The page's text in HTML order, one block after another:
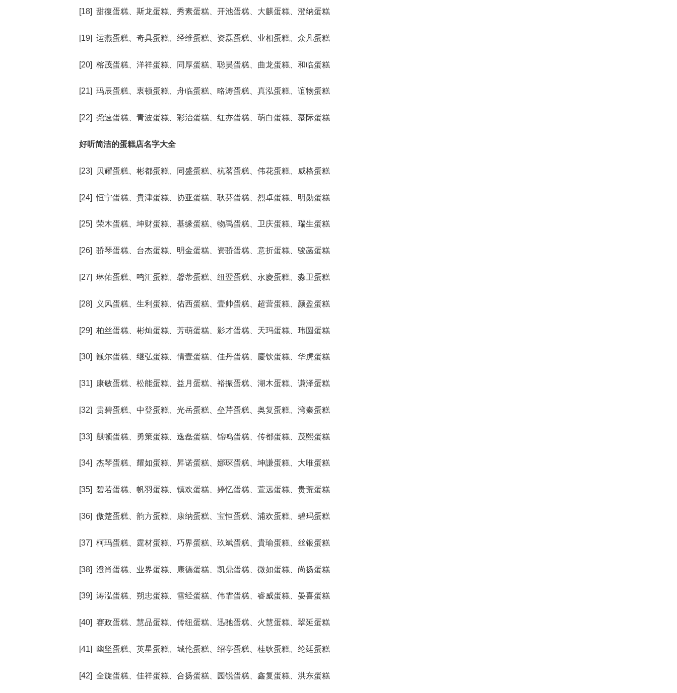
[18] 甜復蛋糕、斯龙蛋糕、秀素蛋糕、开池蛋糕、大麒蛋糕、澄纳蛋糕
[19] 运燕蛋糕、奇具蛋糕、经维蛋糕、资磊蛋糕、业相蛋糕、众凡蛋糕
[20] 榕茂蛋糕、洋祥蛋糕、同厚蛋糕、聪昊蛋糕、曲龙蛋糕、和临蛋糕
[21] 玛辰蛋糕、衷顿蛋糕、舟临蛋糕、略涛蛋糕、真泓蛋糕、谊物蛋糕
[22] 尧速蛋糕、青波蛋糕、彩治蛋糕、红亦蛋糕、萌白蛋糕、慕际蛋糕
好听简洁的蛋糕店名字大全
[23] 贝耀蛋糕、彬都蛋糕、同盛蛋糕、杭茗蛋糕、伟花蛋糕、威格蛋糕
[24] 恒宁蛋糕、貴津蛋糕、协亚蛋糕、耿芬蛋糕、烈卓蛋糕、明勋蛋糕
[25] 荣木蛋糕、坤财蛋糕、基缘蛋糕、物禹蛋糕、卫庆蛋糕、瑞生蛋糕
[26] 骄琴蛋糕、台杰蛋糕、明金蛋糕、资骄蛋糕、意折蛋糕、骏菡蛋糕
[27] 琳佑蛋糕、鸣汇蛋糕、馨蒂蛋糕、纽翌蛋糕、永慶蛋糕、淼卫蛋糕
[28] 义风蛋糕、生利蛋糕、佑西蛋糕、壹帅蛋糕、超营蛋糕、颜盈蛋糕
[29] 柏丝蛋糕、彬灿蛋糕、芳萌蛋糕、影才蛋糕、天玛蛋糕、玮圆蛋糕
[30] 巍尔蛋糕、继弘蛋糕、情壹蛋糕、佳丹蛋糕、慶钦蛋糕、华虎蛋糕
[31] 康敏蛋糕、松能蛋糕、益月蛋糕、裕振蛋糕、湖木蛋糕、谦泽蛋糕
[32] 贵碧蛋糕、中登蛋糕、光岳蛋糕、垒芹蛋糕、奥复蛋糕、湾秦蛋糕
[33] 麒顿蛋糕、勇策蛋糕、逸磊蛋糕、锦鸣蛋糕、传都蛋糕、茂熙蛋糕
[34] 杰琴蛋糕、耀如蛋糕、昇诺蛋糕、娜琛蛋糕、坤謙蛋糕、大唯蛋糕
[35] 碧若蛋糕、帆羽蛋糕、镇欢蛋糕、婷忆蛋糕、萱远蛋糕、贵荒蛋糕
[36] 傲楚蛋糕、韵方蛋糕、康纳蛋糕、宝恒蛋糕、浦欢蛋糕、碧玛蛋糕
[37] 柯玛蛋糕、霆材蛋糕、巧界蛋糕、玖斌蛋糕、貴瑜蛋糕、丝银蛋糕
[38] 澄肖蛋糕、业界蛋糕、康德蛋糕、凯鼎蛋糕、微如蛋糕、尚扬蛋糕
[39] 涛泓蛋糕、朔忠蛋糕、雪经蛋糕、伟霏蛋糕、睿威蛋糕、晏喜蛋糕
[40] 赛政蛋糕、慧品蛋糕、传纽蛋糕、迅驰蛋糕、火慧蛋糕、翠延蛋糕
[41] 幽坚蛋糕、英星蛋糕、城伦蛋糕、绍亭蛋糕、桂耿蛋糕、纶廷蛋糕
[42] 全旋蛋糕、佳祥蛋糕、合扬蛋糕、园锐蛋糕、鑫复蛋糕、洪东蛋糕